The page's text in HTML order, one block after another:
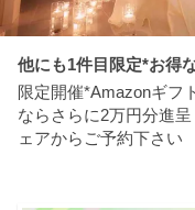
他にも1件目限定*お得
限定開催*Amazonギフ
ならさらに2万円分進
ェアからご予約下さい